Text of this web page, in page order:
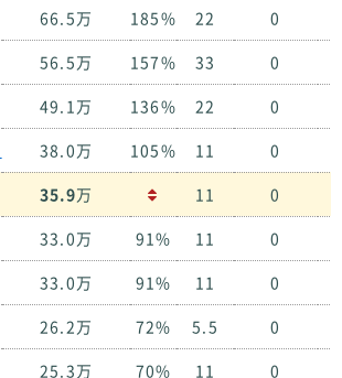
66.5万 185% 22 0
56.5万 157% 33 0
49.1万 136% 22 0
38.0万 105% 11 0
35.9万 11 0
33.0万 91% 11 0
33.0万 91% 11 0
26.2万 72% 5.5 0
25.3万 70% 11 0